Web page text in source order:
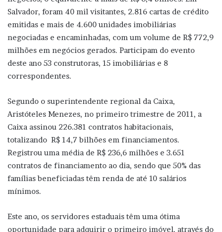
Salvador, foram 40 mil visitantes, 2.816 cartas de crédito
emitidas e mais de 4.600 unidades imobiliárias
negociadas e encaminhadas, com um volume de R$ 772,9
milhões em negócios gerados. Participam do evento
deste ano 53 construtoras, 15 imobiliárias e 8
correspondentes.
Segundo o superintendente regional da Caixa,
Aristóteles Menezes, no primeiro trimestre de 2011, a
Caixa assinou 226.381 contratos habitacionais,
totalizando R$ 14,7 bilhões em financiamentos.
Registrou uma média de R$ 236,6 milhões e 3.651
contratos de financiamento ao dia, sendo que 50% das
famílias beneficiadas têm renda de até 10 salários
mínimos.
Este ano, os servidores estaduais têm uma ótima
oportunidade para adquirir o primeiro imóvel, através do